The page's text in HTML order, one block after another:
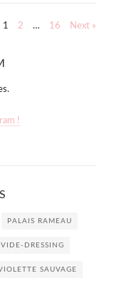
1 2 … 16 Next »
!
PALAIS RAMEAU
VIDE-DRESSING
SAUVAGE